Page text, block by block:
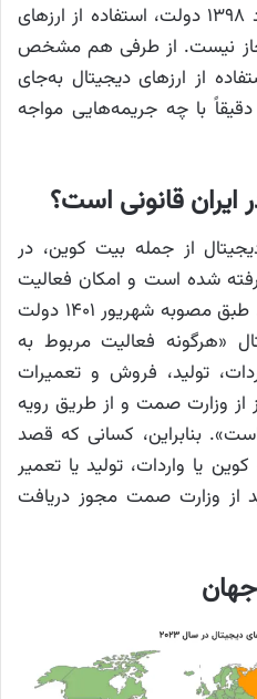
برای نمونه، طبق مصوبه مرداد ۱۳۹۸ دولت، استفاده از ارزهای
نیست. از طرفی هم مشخص
از ارزهای دیجیتال به‌جای
با چه جریمه‌هایی مواجه
ایران قانونی است؟
از جمله بیت کوین، در
شده است و امکان فعالیت
قانونی در این حوزه وجود دارد. طبق مصوبه شهریور ۱۴۰۱ دولت
«هرگونه فعالیت مربوط به
تولید، فروش و تعمیرات
از وزارت صمت و از طریق رویه
بنابراین، کسانی که قصد
یا واردات، تولید یا تعمیر
از وزارت صمت مجوز دریافت